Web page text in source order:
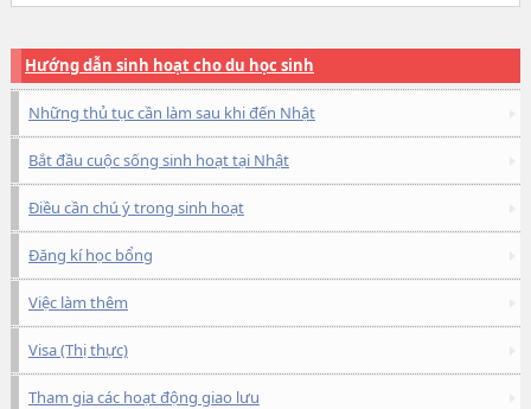
Hướng dẫn sinh hoạt cho du học sinh
Những thủ tục cần làm sau khi đến Nhật
Bắt đầu cuộc sống sinh hoạt tại Nhật
Điều cần chú ý trong sinh hoạt
Đăng kí học bổng
Việc làm thêm
Visa (Thị thực)
Tham gia các hoạt động giao lưu